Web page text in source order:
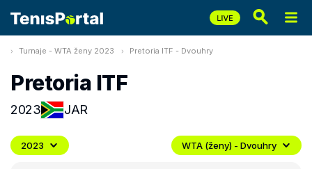
Turnaje - WTA ženy 2023 Pretoria ITF - Dvouhry
Pretoria ITF
2023 JAR
2023 WTA (ženy) - Dvouhry